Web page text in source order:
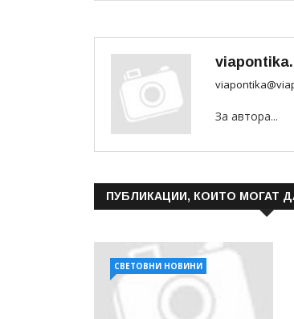
За автора...
ПУБЛИКАЦИИ, КОИТО МОГАТ
СВЕТОВНИ НОВИНИ